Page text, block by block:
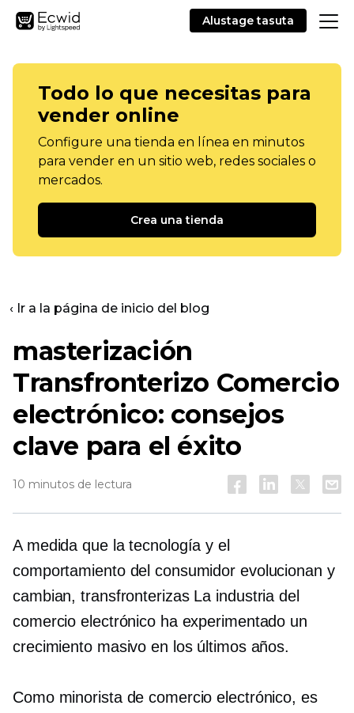
Alustage tasuta
Todo lo que necesitas para
vender online
Configure una tienda en línea en minutos
para vender en un sitio web, redes sociales o
mercados.
Crea una tienda
‹ Ir a la página de inicio del blog
masterización
Transfronterizo Comercio
electrónico: consejos
clave para el éxito
10 minutos de lectura
A medida que la tecnología y el
comportamiento del consumidor evolucionan y
cambian,transfronterizasLa industria del
comercio electrónico ha experimentado un
crecimiento masivo en los últimos años.
Como minorista de comercio electrónico, es